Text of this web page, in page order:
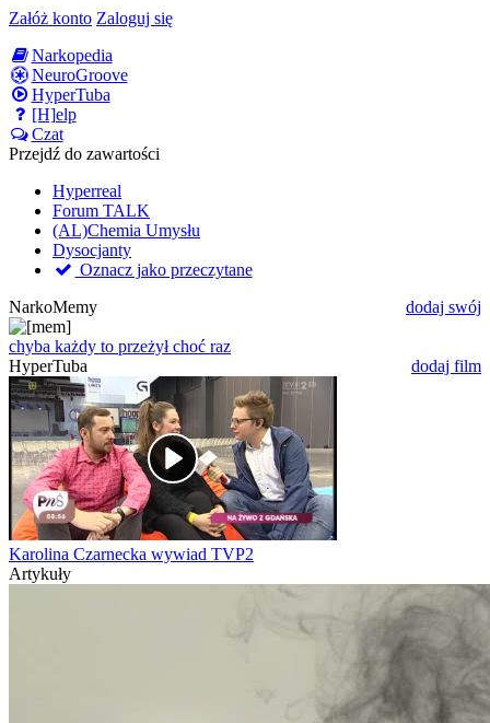
Załóż konto Zaloguj się
Narkopedia
NeuroGroove
HyperTuba
[H]elp
Czat
Przejdź do zawartości
Hyperreal
Forum TALK
(AL)Chemia Umysłu
Dysocjanty
Oznacz jako przeczytane
NarkoMemy
dodaj swój
chyba każdy to przeżył choć raz
HyperTuba
dodaj film
Karolina Czarnecka wywiad TVP2
Artykuły